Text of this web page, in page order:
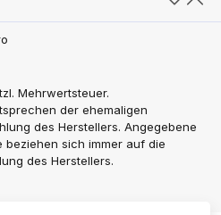
Mehrwertsteuer.
der ehemaligen
des Herstellers. Angegebene
beziehen sich immer auf die
des Herstellers.